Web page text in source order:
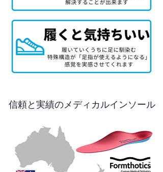
信頼と実績のメディカルインソール